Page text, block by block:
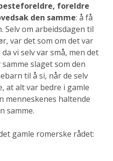
foreldre
den samme: å få
Selv om arbeidsdagen til
var det som om det var
vi selv var små, men det
slaget som den
til å si, når de selv
at alt var bedre i gamle
menneskenes haltende
samme.
gamle romerske rådet: